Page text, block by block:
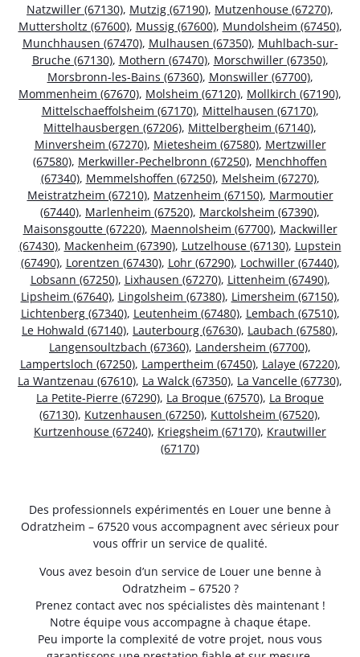
Natzwiller (67130), Mutzig (67190), Mutzenhouse (67270),
Muttersholtz (67600), Mussig (67600), Mundolsheim (67450),
Munchhausen (67470), Mulhausen (67350), Muhlbach-sur-
Bruche (67130), Mothern (67470), Morschwiller (67350),
Morsbronn-les-Bains (67360), Monswiller (67700),
Mommenheim (67670), Molsheim (67120), Mollkirch (67190),
Mittelschaeffolsheim (67170), Mittelhausen (67170),
Mittelhausbergen (67206), Mittelbergheim (67140),
Minversheim (67270), Mietesheim (67580), Mertzwiller
(67580), Merkwiller-Pechelbronn (67250), Menchhoffen
(67340), Memmelshoffen (67250), Melsheim (67270),
Meistratzheim (67210), Matzenheim (67150), Marmoutier
(67440), Marlenheim (67520), Marckolsheim (67390),
Maisonsgoutte (67220), Maennolsheim (67700), Mackwiller
(67430), Mackenheim (67390), Lutzelhouse (67130), Lupstein
(67490), Lorentzen (67430), Lohr (67290), Lochwiller (67440),
Lobsann (67250), Lixhausen (67270), Littenheim (67490),
Lipsheim (67640), Lingolsheim (67380), Limersheim (67150),
Lichtenberg (67340), Leutenheim (67480), Lembach (67510),
Le Hohwald (67140), Lauterbourg (67630), Laubach (67580),
Langensoultzbach (67360), Landersheim (67700),
Lampertsloch (67250), Lampertheim (67450), Lalaye (67220),
La Wantzenau (67610), La Walck (67350), La Vancelle (67730),
La Petite-Pierre (67290), La Broque (67570), La Broque
(67130), Kutzenhausen (67250), Kuttolsheim (67520),
Kurtzenhouse (67240), Kriegsheim (67170), Krautwiller
(67170)
Des professionnels expérimentés en Louer une benne à
Odratzheim – 67520 vous accompagnent avec sérieux pour
vous offrir un service de qualité.
Vous avez besoin d’un service de Louer une benne à
Odratzheim – 67520 ?
Prenez contact avec nos spécialistes dès maintenant !
Notre équipe vous accompagne à chaque étape.
Peu importe la complexité de votre projet, nous vous